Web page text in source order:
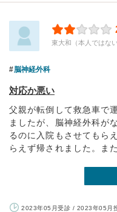
東大和（本人ではな
脳神経外科
対応か悪い
父親が転倒して救急車で
ましたが、脳神経外科が
るのに入院もさせてもら
らえず帰されました。ま
2023年05月受診 / 2023年05月